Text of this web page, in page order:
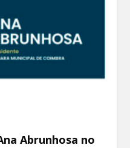
Abrunhosa no